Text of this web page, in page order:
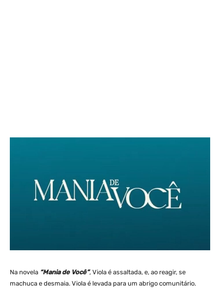
Na novela “Mania de Você”, Viola é assaltada, e, ao reagir, se
machuca e desmaia. Viola é levada para um abrigo comunitário.